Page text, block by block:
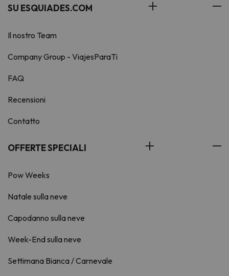
SU ESQUIADES.COM
Il nostro Team
Company Group - ViajesParaTi
FAQ
Recensioni
Contatto
OFFERTE SPECIALI
Pow Weeks
Natale sulla neve
Capodanno sulla neve
Week-End sulla neve
Settimana Bianca / Carnevale